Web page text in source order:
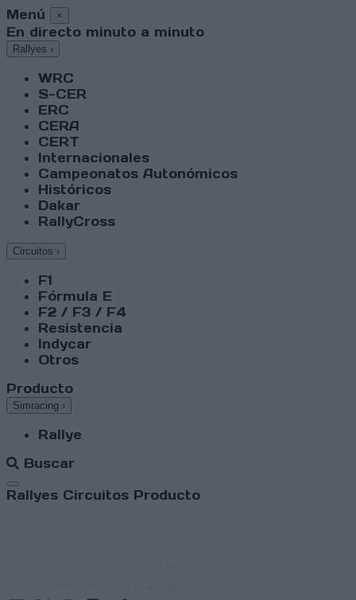
Menú ×
En directo minuto a minuto
Rallyes ›
WRC
S-CER
ERC
CERA
CERT
Internacionales
Campeonatos Autonómicos
Históricos
Dakar
RallyCross
Circuitos ›
F1
Fórmula E
F2 / F3 / F4
Resistencia
Indycar
Otros
Producto
Simracing ›
Rallye
Buscar
Abrir menú
Rallyes Circuitos Producto